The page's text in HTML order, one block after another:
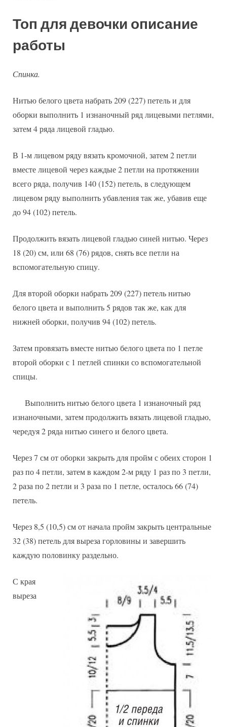
Топ для девочки описание
работы
Спинка.
Нитью белого цвета набрать 209 (227) петель и для
оборки выполнить 1 изнаночный ряд лицевыми петлями,
затем 4 ряда лицевой гладью.
В 1-м лицевом ряду вязать кромочной, затем 2 петли
вместе лицевой через каждые 2 петли на протяжении
всего ряда, получив 140 (152) петель, в следующем
лицевом ряду выполнить убавления так же, убавив еще
до 94 (102) петель.
Продолжить вязать лицевой гладью синей нитью. Через
18 (20) см, или 68 (76) рядов, снять все петли на
вспомогательную спицу.
Для второй оборки набрать 209 (227) петель нитью
белого цвета и выполнить 5 рядов так же, как для
нижней оборки, получив 94 (102) петель.
Затем провязать вместе нитью белого цвета по 1 петле
второй оборки с 1 петлей спинки со вспомогательной
спицы.
Выполнить нитью белого цвета 1 изнаночный ряд
изнаночными, затем продолжить вязать лицевой гладью,
чередуя 2 ряда нитью синего и белого цвета.
Через 7 см от оборки закрыть для пройм с обеих сторон 1
раз по 4 петли, затем в каждом 2-м ряду 1 раз по 3 петли,
2 раза по 2 петли и 3 раза по 1 петле, осталось 66 (74)
петель.
Через 8,5 (10,5) см от начала пройм закрыть центральные
32 (38) петель для выреза горловины и завершить
каждую половинку раздельно.
С края
выреза